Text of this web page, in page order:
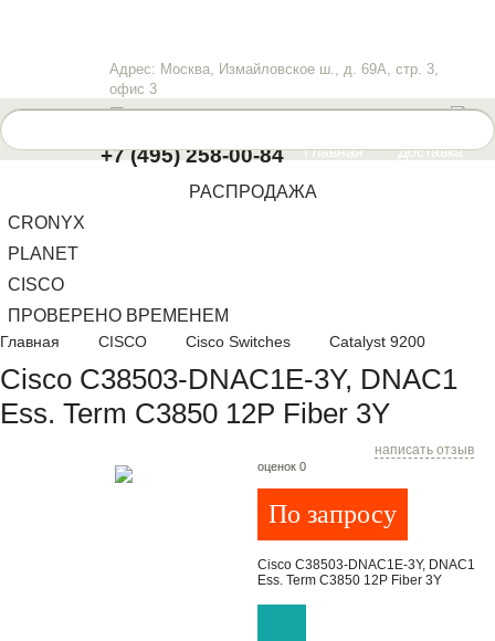
Адрес: Москва, Измайловское ш., д. 69А, стр. 3,
офис 3
+7 (495) 258-00-84 Главная
Доставка
РАСПРОДАЖА
CRONYX
PLANET
CISCO
ПРОВЕРЕНО ВРЕМЕНЕМ
Главная CISCO Cisco Switches Catalyst 9200
Cisco C38503-DNAC1E-3Y, DNAC1
Ess. Term C3850 12P Fiber 3Y
оценок 0
написать отзыв
По запросу
Cisco C38503-DNAC1E-3Y, DNAC1
Ess. Term C3850 12P Fiber 3Y